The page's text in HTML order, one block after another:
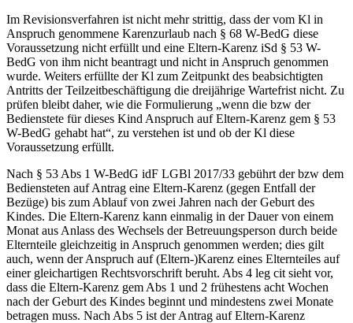
Im Revisionsverfahren ist nicht mehr strittig, dass der vom Kl in
Anspruch genommene Karenzurlaub nach § 68 W-BedG diese
Voraussetzung nicht erfüllt und eine Eltern-Karenz iSd § 53 W-
BedG von ihm nicht beantragt und nicht in Anspruch genommen
wurde. Weiters erfüllte der Kl zum Zeitpunkt des beabsichtigten
Antritts der Teilzeitbeschäftigung die dreijährige Wartefrist nicht. Zu
prüfen bleibt daher, wie die Formulierung „wenn die bzw der
Bedienstete für dieses Kind Anspruch auf Eltern-Karenz gem § 53
W-BedG gehabt hat“, zu verstehen ist und ob der Kl diese
Voraussetzung erfüllt.
Nach § 53 Abs 1 W-BedG idF LGBl 2017/33 gebührt der bzw dem
Bediensteten auf Antrag eine Eltern-Karenz (gegen Entfall der
Bezüge) bis zum Ablauf von zwei Jahren nach der Geburt des
Kindes. Die Eltern-Karenz kann einmalig in der Dauer von einem
Monat aus Anlass des Wechsels der Betreuungsperson durch beide
Elternteile gleichzeitig in Anspruch genommen werden; dies gilt
auch, wenn der Anspruch auf (Eltern-)Karenz eines Elternteiles auf
einer gleichartigen Rechtsvorschrift beruht. Abs 4 leg cit sieht vor,
dass die Eltern-Karenz gem Abs 1 und 2 frühestens acht Wochen
nach der Geburt des Kindes beginnt und mindestens zwei Monate
betragen muss. Nach Abs 5 ist der Antrag auf Eltern-Karenz